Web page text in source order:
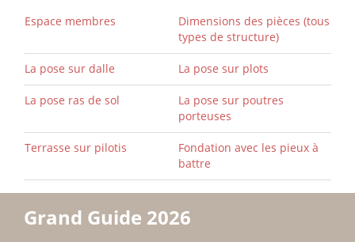
Espace membres
Dimensions des pièces (tous
types de structure)
La pose sur dalle La pose sur plots
La pose ras de sol
La pose sur poutres
porteuses
Terrasse sur pilotis
Fondation avec les pieux à
battre
Grand Guide 2026